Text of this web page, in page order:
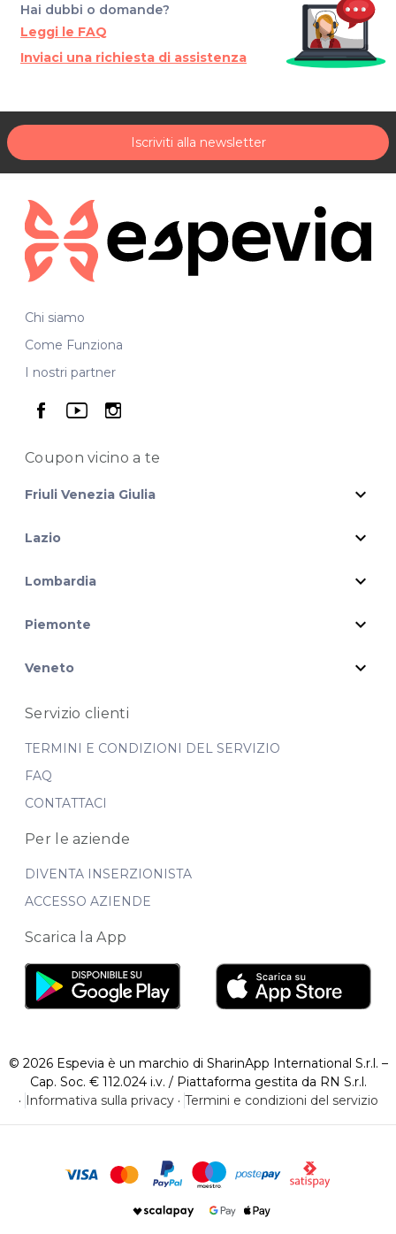
Hai dubbi o domande?
Leggi le FAQ
Inviaci una richiesta di assistenza
Iscriviti alla newsletter
Chi siamo
Come Funziona
I nostri partner
seguici su facebook
seguici su youtube
seguici su instagram
Coupon vicinoa te
Friuli Venezia Giulia expand_more
Lazio expand_more
Lombardia expand_more
Piemonte expand_more
Veneto expand_more
Servizio clienti
TERMINI E CONDIZIONI DEL SERVIZIO
FAQ
CONTATTACI
Per le aziende
DIVENTA INSERZIONISTA
ACCESSO AZIENDE
Scarica la App
© 2026 Espevia è un marchio di SharinApp International S.r.l. –
Cap. Soc. € 112.024 i.v. / Piattaforma gestita da RN S.r.l.
· Informativa sulla privacy· Termini e condizioni del servizio